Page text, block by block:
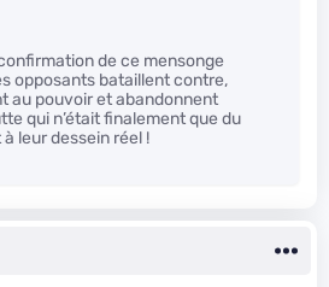
de ce mensonge
opposants bataillent contre,
au pouvoir et abandonnent
qui n’était finalement que du
leur dessein réel !